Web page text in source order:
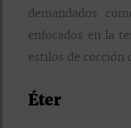
demandados
enfocados en la
estilos de cocción
Éter